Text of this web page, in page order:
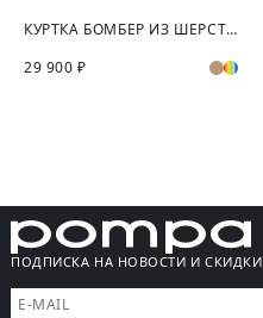
КУРТКА БОМБЕР ИЗ ШЕРСТИ С МЕМБРАНОЙ
29 900 ₽
ПОДПИСКА НА НОВОСТИ И СКИДКИ